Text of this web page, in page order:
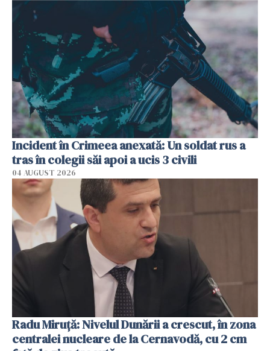
Incident în Crimeea anexată: Un soldat rus a
tras în colegii săi apoi a ucis 3 civili
04 AUGUST 2026
Radu Miruţă: Nivelul Dunării a crescut, în zona
centralei nucleare de la Cernavodă, cu 2 cm